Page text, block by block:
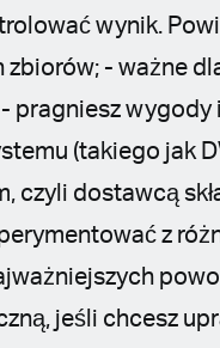
wynik.
zbiorów; - ważne
wygody
(takiego jak
czyli dostawcą
z
jeśli chcesz